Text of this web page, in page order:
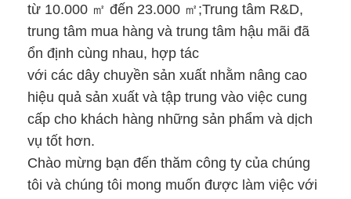
Máy chiếu
Kiosk màn hình cảm ứng
Bảng hiệu kỹ thuật số
Màn hình quảng cáo kỹ thuật số
màn hình thông minh di động
từ 10.000 ㎡ đến 23.000 ㎡;Trung tâm R&D,
trung tâm mua hàng và trung tâm hậu mãi đã
ổn định cùng nhau, hợp tác
với các dây chuyền sản xuất nhằm nâng cao
hiệu quả sản xuất và tập trung vào việc cung
cấp cho khách hàng những sản phẩm và dịch
vụ tốt hơn.
Chào mừng bạn đến thăm công ty của chúng
tôi và chúng tôi mong muốn được làm việc với